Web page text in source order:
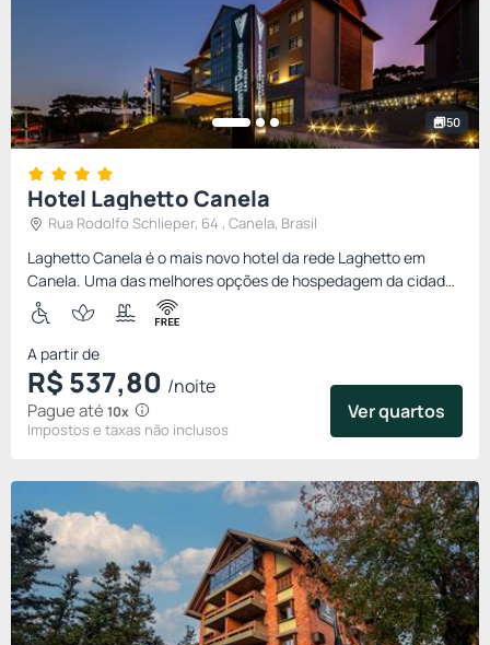
50
Hotel Laghetto Canela
Rua Rodolfo Schlieper, 64 , Canela, Brasil
Laghetto Canela é o mais novo hotel da rede Laghetto em
Canela. Uma das melhores opções de hospedagem da cidade.
O hotel reúne conforto requinte e sofisticação. Localizado no
centr...
A partir de
R$ 537,80 /noite
Impostos e taxas não inclusos
Pague até 10x Ver quartos